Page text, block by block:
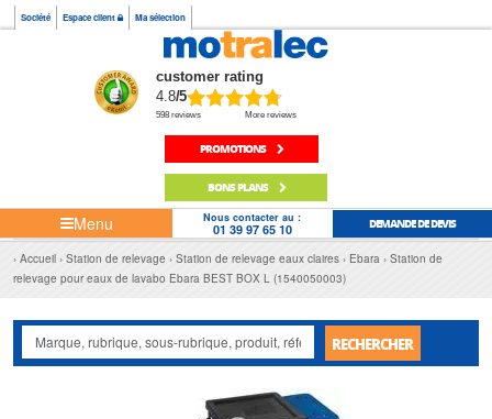
Société Espace client Ma sélection
customer rating
4.8/5
598 reviews More reviews
PROMOTIONS
BONS PLANS
Menu Nous contacter au :
01 39 97 65 10 DEMANDE DE DEVIS
Accueil Station de relevage Station de relevage eaux claires Ebara
Station de
relevage pour eaux de lavabo Ebara BEST BOX L (1540050003)
RECHERCHER